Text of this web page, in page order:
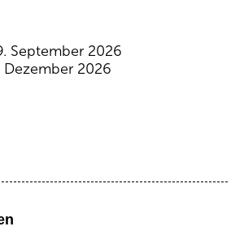
September 2026
2026